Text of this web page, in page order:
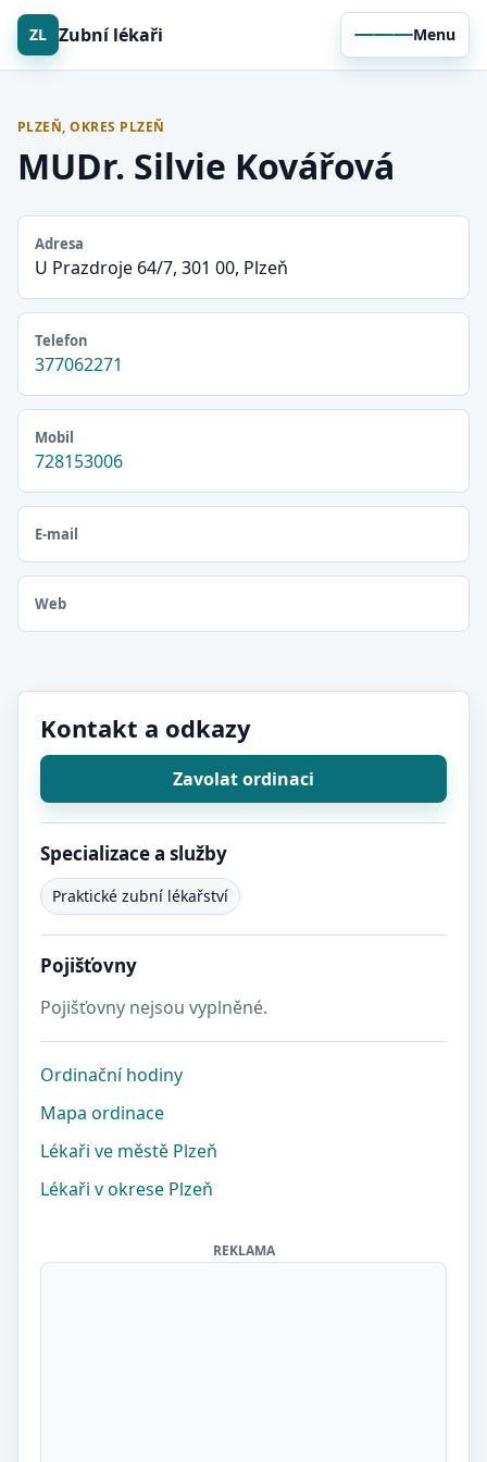
ZL Zubní lékaři Menu
PLZEŇ, OKRES PLZEŇ
MUDr. Silvie Kovářová
Adresa
U Prazdroje 64/7, 301 00, Plzeň
Telefon
377062271
Mobil
728153006
E-mail
Web
Kontakt a odkazy
Zavolat ordinaci
Specializace a služby
Praktické zubní lékařství
Pojišťovny
Pojišťovny nejsou vyplněné.
Ordinační hodiny
Mapa ordinace
Lékaři ve městě Plzeň
Lékaři v okrese Plzeň
REKLAMA